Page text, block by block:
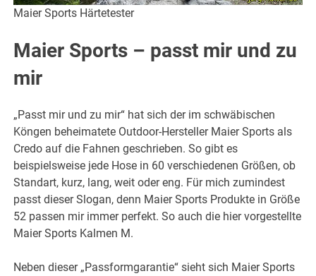
Maier Sports Härtetester
Maier Sports – passt mir und zu
mir
„Passt mir und zu mir“ hat sich der im schwäbischen
Köngen beheimatete Outdoor-Hersteller Maier Sports als
Credo auf die Fahnen geschrieben. So gibt es
beispielsweise jede Hose in 60 verschiedenen Größen, ob
Standart, kurz, lang, weit oder eng. Für mich zumindest
passt dieser Slogan, denn Maier Sports Produkte in Größe
52 passen mir immer perfekt. So auch die hier vorgestellte
Maier Sports Kalmen M.
Neben dieser „Passformgarantie“ sieht sich Maier Sports